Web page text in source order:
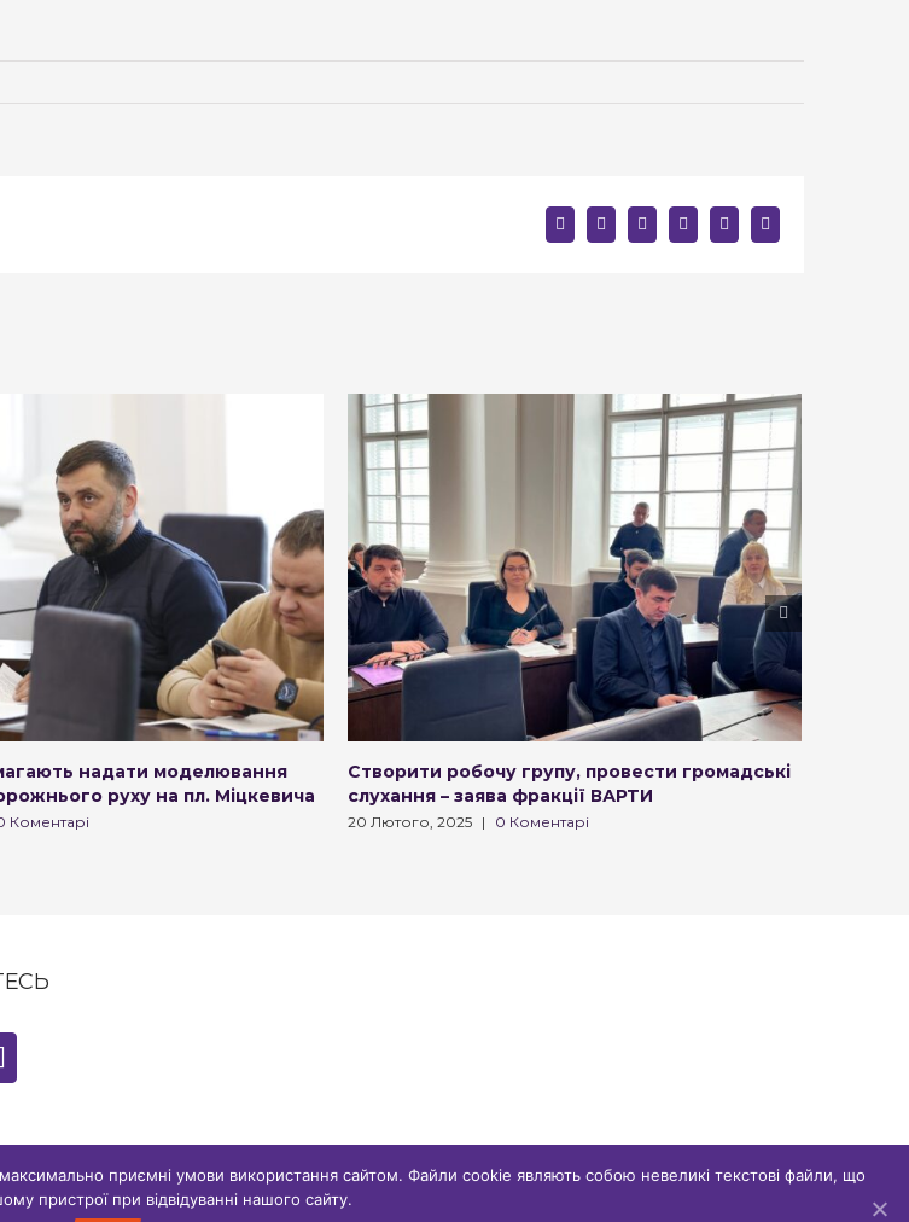
facebooktwitter linkedin reddit whatsapp
mail:
надати моделювання
руху на пл. Міцкевича
Коментарі
Створити робочу групу, провести громадські
слухання – заява фракції ВАРТИ
20 Лютого, 2025 | 0 Коментарі
приємні умови використання сайтом. Файли cookie являють собою невеликі текстові файли, що
пристрої при відвідуванні нашого сайту.